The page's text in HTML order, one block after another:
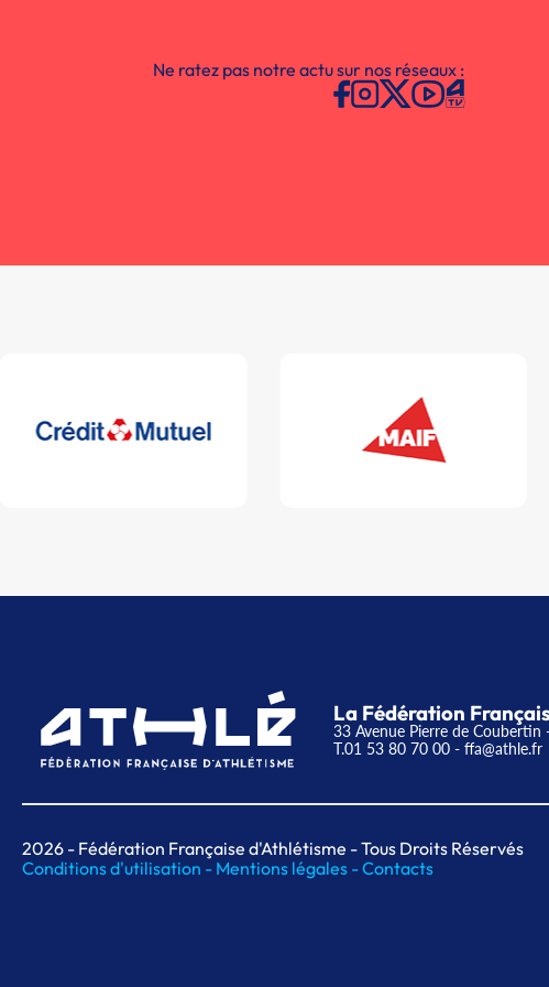
Ne ratez pas notre actu sur nos réseaux :
La Fédération
33 Avenue Pierre de Coubertin
T.01 53 80 70 00 - ffa@athle.fr
2026 - Fédération Française d'Athlétisme - Tous Droits Réservés
Conditions d'utilisation - Mentions légales -Contacts